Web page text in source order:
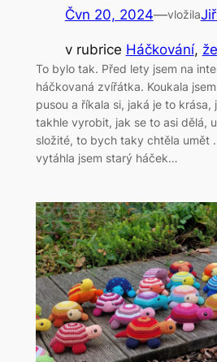
Čvn 20, 2024—vložila
v rubrice Háčkování,
To bylo tak. Před lety jsem na
háčkovaná zvířátka. Koukala
pusou a říkala si, jaká je to
takhle vyrobit, jak se to asi dělá,
složité, to bych taky chtěla umět
vytáhla jsem starý háček…